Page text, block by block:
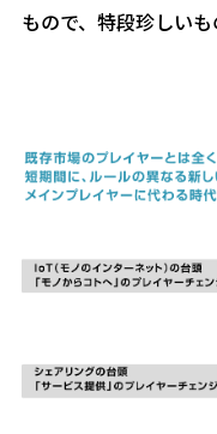
もので、特段珍しいも